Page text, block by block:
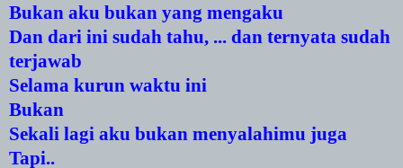
Bukan aku bukan yang mengaku
Dan dari ini sudah tahu, ... dan ternyata sudah
terjawab
Selama kurun waktu ini
Bukan
Sekali lagi aku bukan menyalahimu juga
Tapi..